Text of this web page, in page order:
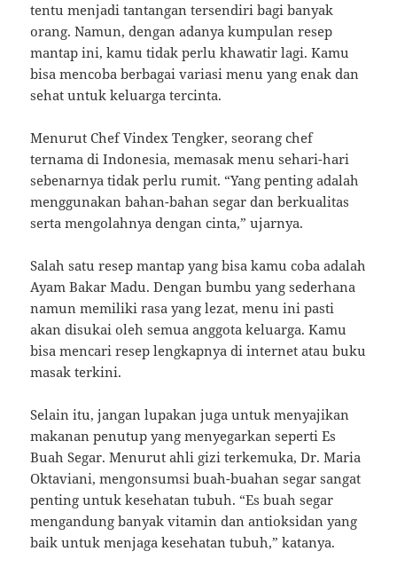
tentu menjadi tantangan tersendiri bagi banyak
orang. Namun, dengan adanya kumpulan resep
mantap ini, kamu tidak perlu khawatir lagi. Kamu
bisa mencoba berbagai variasi menu yang enak dan
sehat untuk keluarga tercinta.
Menurut Chef Vindex Tengker, seorang chef
ternama di Indonesia, memasak menu sehari-hari
sebenarnya tidak perlu rumit. “Yang penting adalah
menggunakan bahan-bahan segar dan berkualitas
serta mengolahnya dengan cinta,” ujarnya.
Salah satu resep mantap yang bisa kamu coba adalah
Ayam Bakar Madu. Dengan bumbu yang sederhana
namun memiliki rasa yang lezat, menu ini pasti
akan disukai oleh semua anggota keluarga. Kamu
bisa mencari resep lengkapnya di internet atau buku
masak terkini.
Selain itu, jangan lupakan juga untuk menyajikan
makanan penutup yang menyegarkan seperti Es
Buah Segar. Menurut ahli gizi terkemuka, Dr. Maria
Oktaviani, mengonsumsi buah-buahan segar sangat
penting untuk kesehatan tubuh. “Es buah segar
mengandung banyak vitamin dan antioksidan yang
baik untuk menjaga kesehatan tubuh,” katanya.